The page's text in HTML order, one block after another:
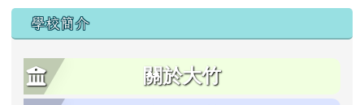
學校簡介
關於大竹